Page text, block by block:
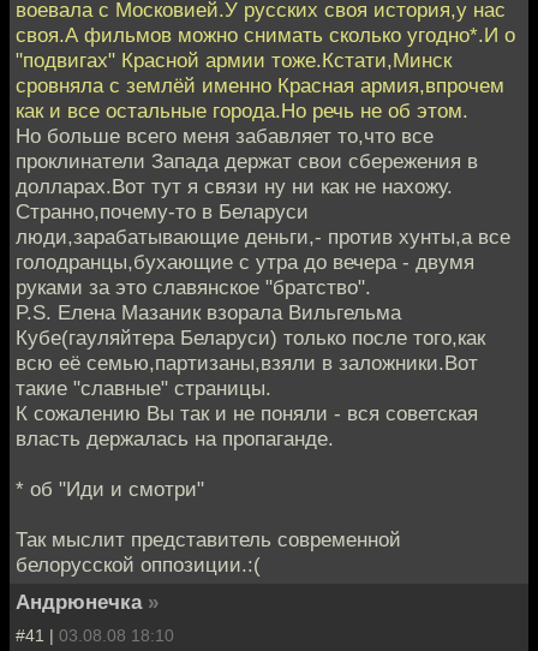
воевала с Московией.У русских своя история,у нас
своя.А фильмов можно снимать сколько угодно*.И о
"подвигах" Красной армии тоже.Кстати,Минск
сровняла с землёй именно Красная армия,впрочем
как и все остальные города.Но речь не об этом.
Но больше всего меня забавляет то,что все
проклинатели Запада держат свои сбережения в
долларах.Вот тут я связи ну ни как не нахожу.
Странно,почему-то в Беларуси
люди,зарабатывающие деньги,- против хунты,а все
голодранцы,бухающие с утра до вечера - двумя
руками за это славянское "братство".
P.S. Елена Мазаник взорала Вильгельма
Кубе(гауляйтера Беларуси) только после того,как
всю её семью,партизаны,взяли в заложники.Вот
такие "славные" страницы.
К сожалению Вы так и не поняли - вся советская
власть держалась на пропаганде.
* об "Иди и смотри"
Так мыслит представитель современной
белорусской оппозиции.:(
Андрюнечка »
#41 | 03.08.08 18:10